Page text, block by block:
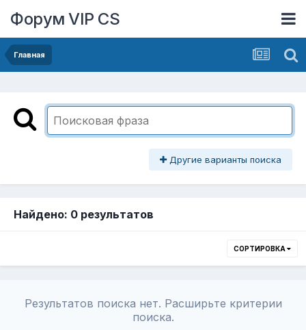
Форум VIP CS
Главная
Другие варианты поиска
Найдено: 0 результатов
СОРТИРОВКА
Результатов поиска нет. Расширьте критерии
поиска.